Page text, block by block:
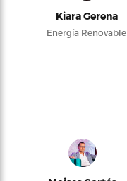
Kiara Gerena
Energía Renovable